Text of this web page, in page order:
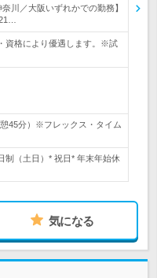
川／大阪いずれかでの勤務】
資格により優遇します。※試
45分）※フレックス・タイム
制（土日）* 祝日* 年末年始休
気になる